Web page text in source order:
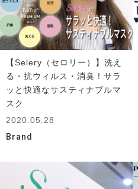
【Selery（セロリー）】洗え
る・抗ウィルス・消臭！サラ
ッと快適なサスティナブルマ
スク
2020.05.28
Brand